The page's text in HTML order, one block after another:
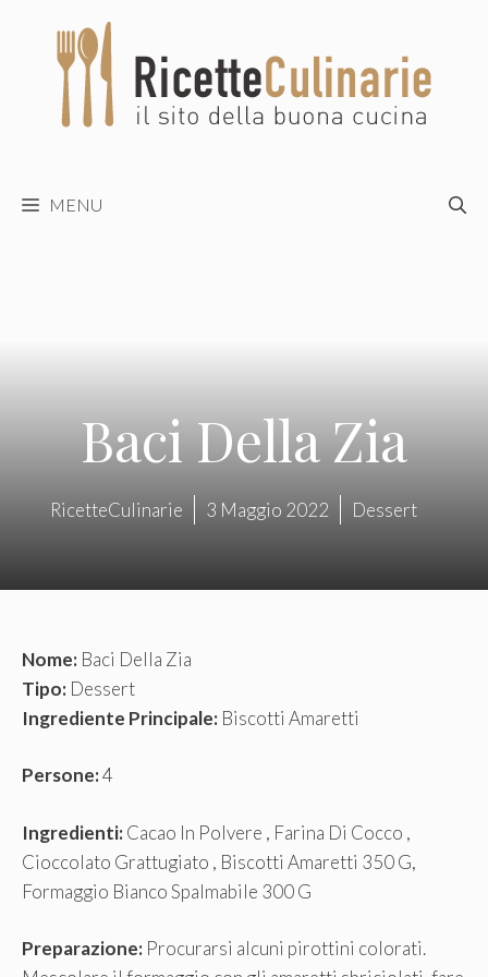
contenuto
MENU
Baci Della Zia
RicetteCulinarie 3 Maggio 2022 Dessert
Nome: Baci Della Zia
Tipo: Dessert
Ingrediente Principale: Biscotti Amaretti
Persone:4
Ingredienti:Cacao In Polvere , Farina Di Cocco ,
Cioccolato Grattugiato , Biscotti Amaretti 350 G,
Formaggio Bianco Spalmabile 300 G
Preparazione: Procurarsi alcuni pirottini colorati.